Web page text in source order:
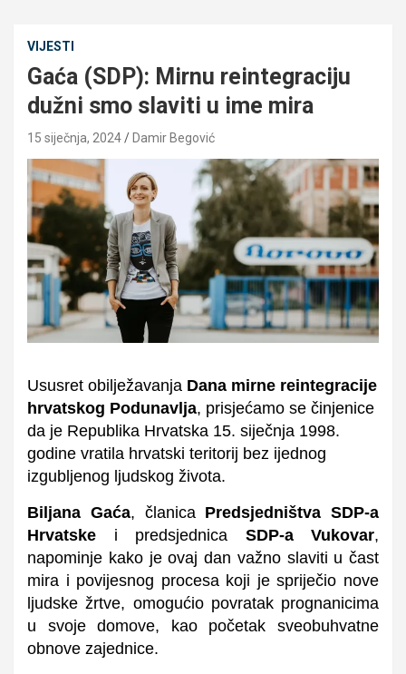
VIJESTI
Gaća (SDP): Mirnu reintegraciju
dužni smo slaviti u ime mira
15 siječnja, 2024 Damir Begović
Ususret obilježavanja Dana mirne reintegracije
hrvatskog Podunavlja, prisjećamo se činjenice
da je Republika Hrvatska 15. siječnja 1998.
godine vratila hrvatski teritorij bez ijednog
izgubljenog ljudskog života.
Biljana Gaća, članica Predsjedništva SDP-a
Hrvatske i predsjednica SDP-a Vukovar,
napominje kako je ovaj dan važno slaviti u čast
mira i povijesnog procesa koji je spriječio nove
ljudske žrtve, omogućio povratak prognanicima
u svoje domove, kao početak sveobuhvatne
obnove zajednice.